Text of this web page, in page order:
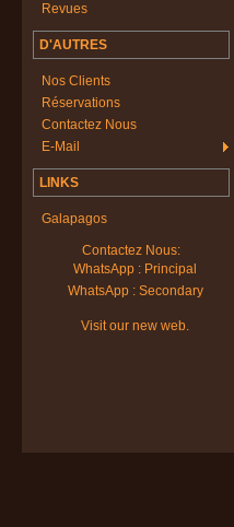
Revues
D'AUTRES
Nos Clients
Réservations
Contactez Nous
E-Mail
LINKS
Galapagos
Contactez Nous:
WhatsApp : Principal
WhatsApp : Secondary
Visit our new web.